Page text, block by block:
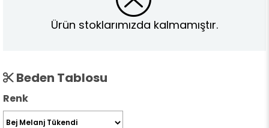
Ürün stoklarımızda kalmamıştır.
Beden Tablosu
Renk